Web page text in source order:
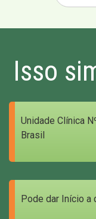
Isso
Unidade Clínica
Brasil
Pode dar Início a